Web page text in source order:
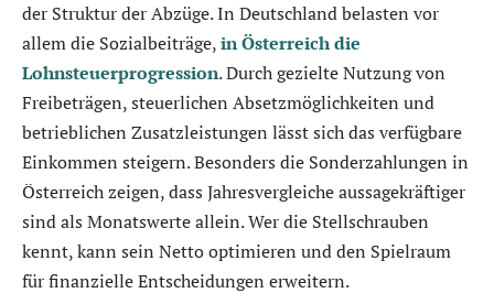
der Struktur der Abzüge. In Deutschland belasten vor
allem die Sozialbeiträge,in Österreich die
Lohnsteuerprogression. Durch gezielte Nutzung von
Freibeträgen, steuerlichen Absetzmöglichkeiten und
betrieblichen Zusatzleistungen lässt sich das verfügbare
Einkommen steigern. Besonders die Sonderzahlungen in
Österreich zeigen, dass Jahresvergleiche aussagekräftiger
sind als Monatswerte allein. Wer die Stellschrauben
kennt, kann sein Netto optimieren und den Spielraum
für finanzielle Entscheidungen erweitern.